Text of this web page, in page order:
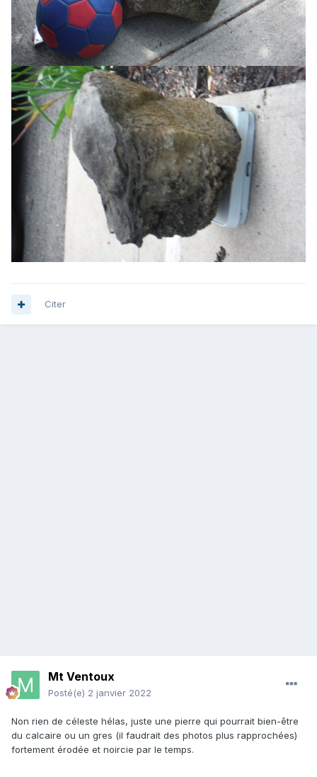
Citer
Mt Ventoux
Posté(e) 2 janvier 2022
Non rien de céleste hélas, juste une pierre qui pourrait bien-être
du calcaire ou un gres (il faudrait des photos plus rapprochées)
fortement érodée et noircie par le temps.